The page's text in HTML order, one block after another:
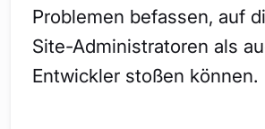
Problemen befassen, auf
Site-Administratoren als
Entwickler stoßen können.